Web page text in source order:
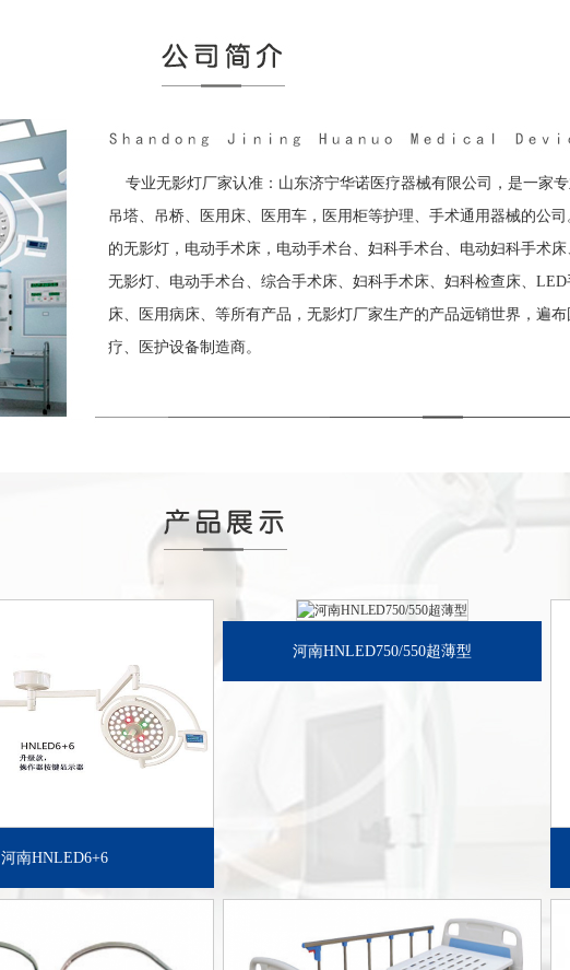
专业无影灯厂家认准：山东济宁华诺医疗器械有限公司，是一家专
吊塔、吊桥、医用床、医用车，医用柜等护理、手术通用器械的公
的无影灯，电动手术床，电动手术台、妇科手术台、电动妇科手术
无影灯、电动手术台、综合手术床、妇科手术床、妇科检查床、
床、医用病床、等所有产品，无影灯厂家生产的产品远销世界，遍
疗、医护设备制造商。
河南HNLED6+6
了解详情+
河南HNLED750/550超薄型
了解详情+